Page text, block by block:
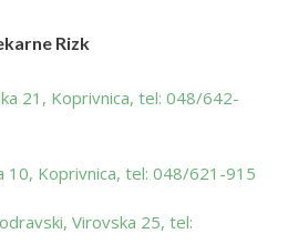
Rizk
21, Koprivnica, tel: 048/642-
10, Koprivnica, tel: 048/621-915
Virovska 25, tel: